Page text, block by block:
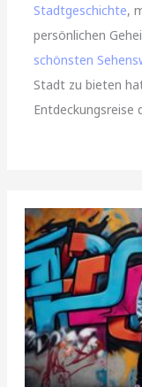
Stadtgeschichte,
persönlichen
schönsten
Stadt zu bieten
Entdeckungsreise